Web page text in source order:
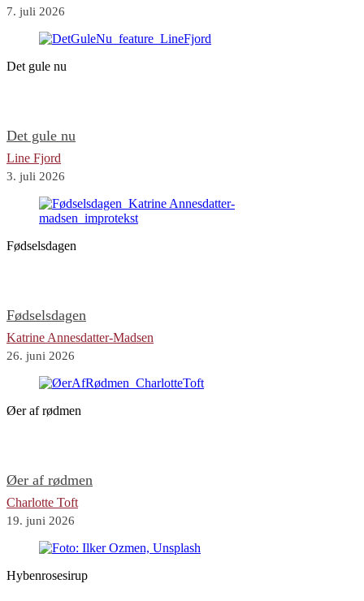
7. juli 2026
Det gule nu
Det gule nu
Line Fjord
3. juli 2026
Fødselsdagen
Fødselsdagen
Katrine Annesdatter-Madsen
26. juni 2026
Øer af rødmen
Øer af rødmen
Charlotte Toft
19. juni 2026
Hybenrosesirup